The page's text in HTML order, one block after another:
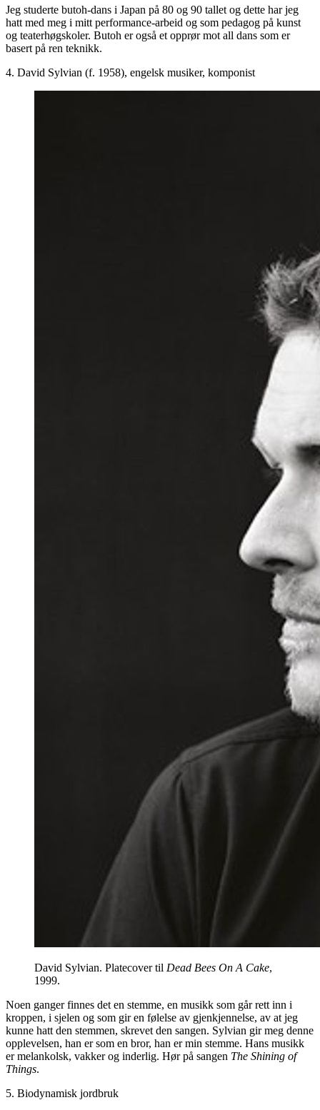
Jeg studerte butoh-dans i Japan på 80 og 90 tallet og dette har jeg
hatt med meg i mitt performance-arbeid og som pedagog på kunst
og teaterhøgskoler. Butoh er også et opprør mot all dans som er
basert på ren teknikk.
4. David Sylvian (f. 1958), engelsk musiker, komponist
David Sylvian. Platecover til Dead Bees On A Cake,
1999.
Noen ganger finnes det en stemme, en musikk som går rett inn i
kroppen, i sjelen og som gir en følelse av gjenkjennelse, av at jeg
kunne hatt den stemmen, skrevet den sangen. Sylvian gir meg denne
opplevelsen, han er som en bror, han er min stemme. Hans musikk
er melankolsk, vakker og inderlig. Hør på sangen The Shining of
Things.
5. Biodynamisk jordbruk